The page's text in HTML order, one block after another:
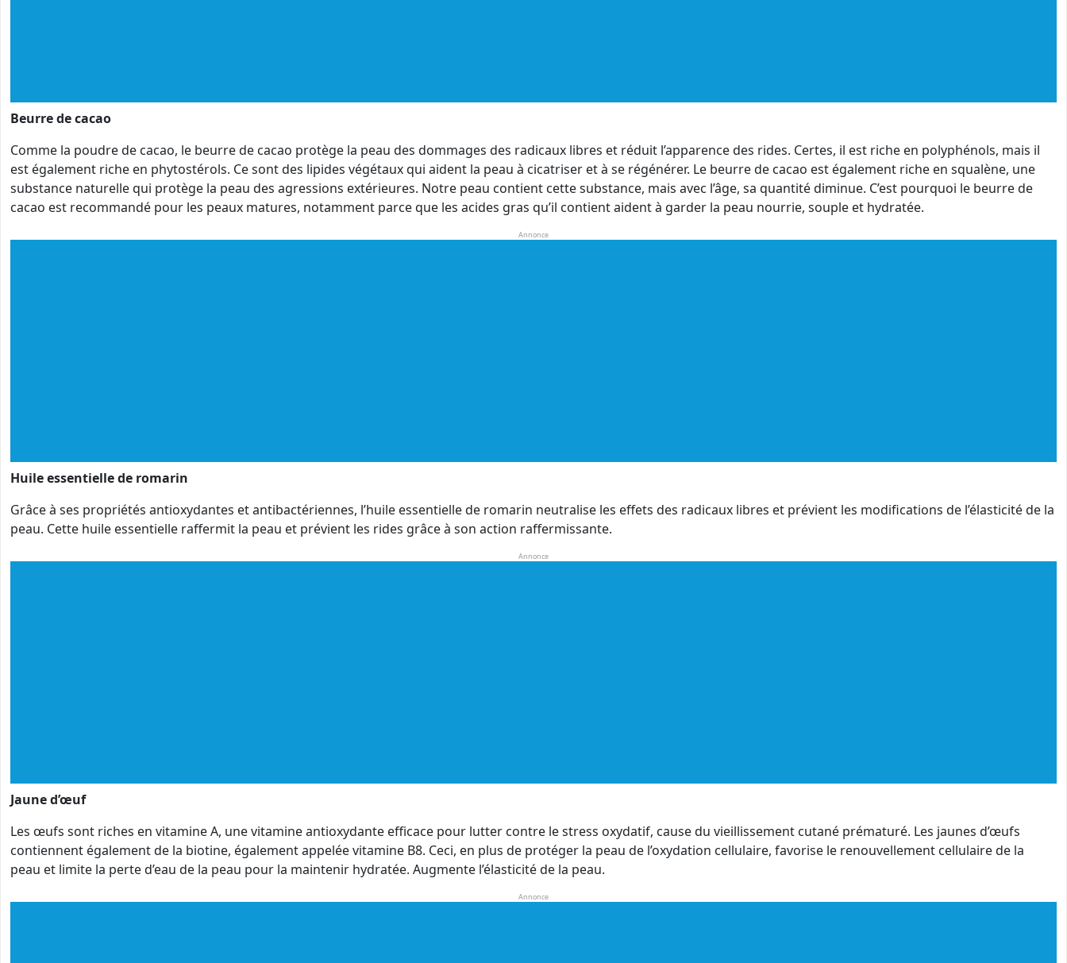
Beurre de cacao
Comme la poudre de cacao, le beurre de cacao protège la peau des dommages des radicaux libres et réduit l’apparence des rides. Certes, il est riche en polyphénols, mais il
est également riche en phytostérols. Ce sont des lipides végétaux qui aident la peau à cicatriser et à se régénérer. Le beurre de cacao est également riche en squalène, une
substance naturelle qui protège la peau des agressions extérieures. Notre peau contient cette substance, mais avec l’âge, sa quantité diminue. C’est pourquoi le beurre de
cacao est recommandé pour les peaux matures, notamment parce que les acides gras qu’il contient aident à garder la peau nourrie, souple et hydratée.
Annonce
Huile essentielle de romarin
Grâce à ses propriétés antioxydantes et antibactériennes, l’huile essentielle de romarin neutralise les effets des radicaux libres et prévient les modifications de l’élasticité de la
peau. Cette huile essentielle raffermit la peau et prévient les rides grâce à son action raffermissante.
Annonce
Jaune d’œuf
Les œufs sont riches en vitamine A, une vitamine antioxydante efficace pour lutter contre le stress oxydatif, cause du vieillissement cutané prématuré. Les jaunes d’œufs
contiennent également de la biotine, également appelée vitamine B8. Ceci, en plus de protéger la peau de l’oxydation cellulaire, favorise le renouvellement cellulaire de la
peau et limite la perte d’eau de la peau pour la maintenir hydratée. Augmente l’élasticité de la peau.
Annonce